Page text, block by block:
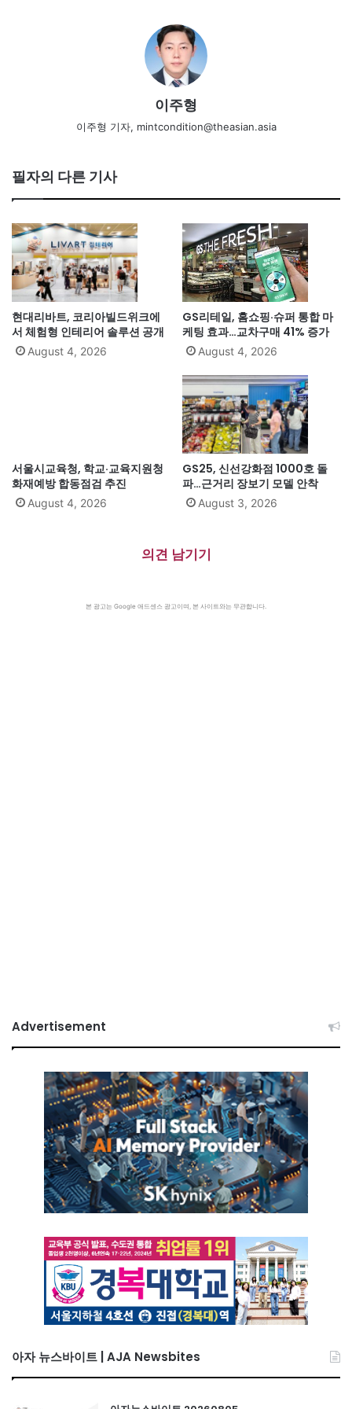
이주형
이주형 기자, mintcondition@theasian.asia
필자의 다른 기사
현대리바트, 코리아빌드위크에
서 체험형 인테리어 솔루션 공개
August 4, 2026
GS리테일, 홈쇼핑·슈퍼 통합 마
케팅 효과…교차구매 41% 증가
August 4, 2026
서울시교육청, 학교·교육지원청
화재예방 합동점검 추진
August 4, 2026
GS25, 신선강화점 1000호 돌
파…근거리 장보기 모델 안착
August 3, 2026
의견 남기기
본 광고는 Google 애드센스 광고이며, 본 사이트와는 무관합니다.
Advertisement
아자 뉴스바이트 | AJA Newsbites